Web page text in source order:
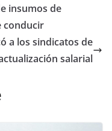
insumos de
conducir
a los sindicatos de
salarial